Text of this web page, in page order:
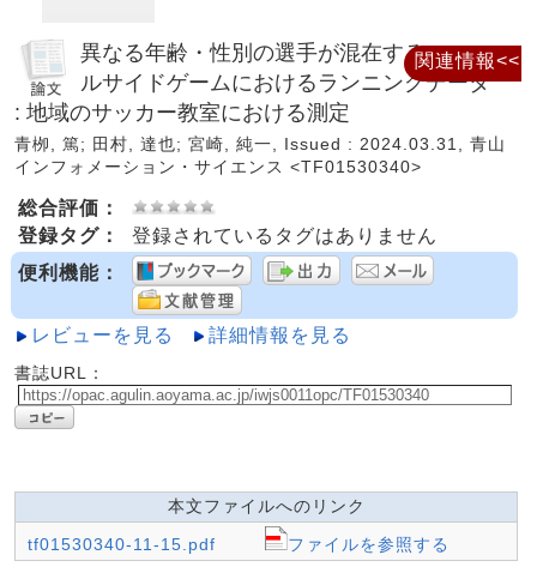
異なる年齢・性別の選手が混在するスモー
ルサイドゲームにおけるランニングデータ
: 地域のサッカー教室における測定
青栁, 篤; 田村, 達也; 宮崎, 純一, Issued : 2024.03.31, 青山
インフォメーション・サイエンス <TF01530340>
総合評価：
登録タグ：
登録されているタグはありません
便利機能：
レビューを見る 詳細情報を見る
書誌URL：
本文ファイルへのリンク
tf01530340-11-15.pdf
ファイルを参照する
関連情報<<